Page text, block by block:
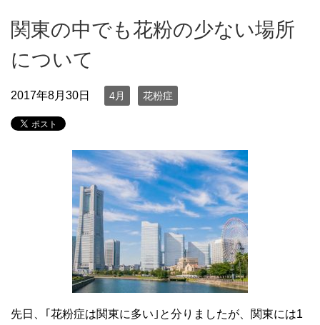
関東の中でも花粉の少ない場所
について
2017年8月30日 4月 花粉症
先日、｢花粉症は関東に多い｣と分りましたが、関東には1